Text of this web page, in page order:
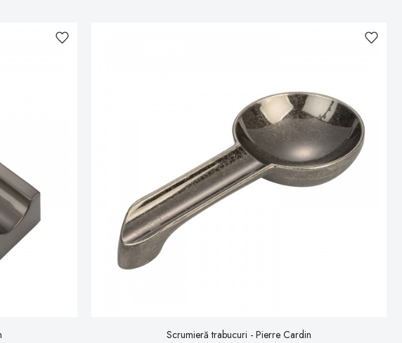
Scrumieră trabucuri - Pierre Cardin